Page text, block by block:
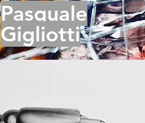
Pasquale
Gigliotti